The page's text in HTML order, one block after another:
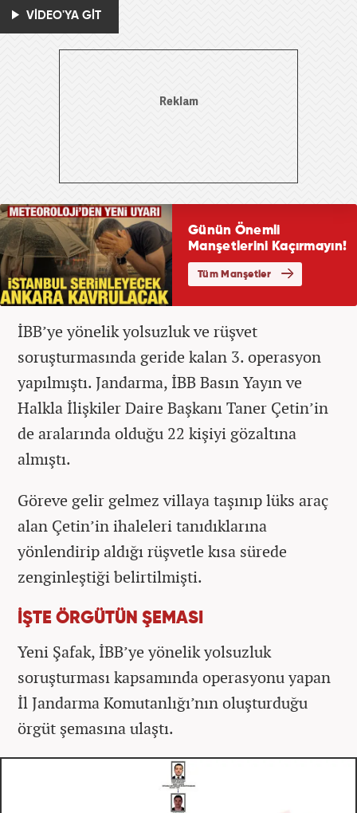
VİDEO'YA GİT
İBB’ye yönelik yolsuzluk ve rüşvet
soruşturmasında geride kalan 3. operasyon
yapılmıştı. Jandarma, İBB Basın Yayın ve
Halkla İlişkiler Daire Başkanı Taner Çetin’in
de aralarında olduğu 22 kişiyi gözaltına
almıştı.
Göreve gelir gelmez villaya taşınıp lüks araç
alan Çetin’in ihaleleri tanıdıklarına
yönlendirip aldığı rüşvetle kısa sürede
zenginleştiği belirtilmişti.
İŞTE ÖRGÜTÜN ŞEMASI
Yeni Şafak, İBB’ye yönelik yolsuzluk
soruşturması kapsamında operasyonu yapan
İl Jandarma Komutanlığı’nın oluşturduğu
örgüt şemasına ulaştı.